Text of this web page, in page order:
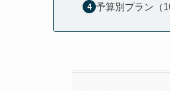
予算別プラン（